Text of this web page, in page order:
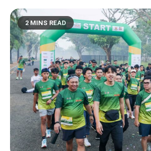
2 MINS READ